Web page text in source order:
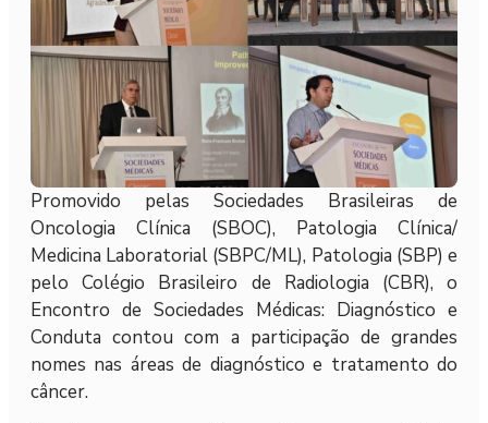
Promovido pelas Sociedades Brasileiras de
Oncologia Clínica (SBOC), Patologia Clínica/
Medicina Laboratorial (SBPC/ML), Patologia (SBP) e
pelo Colégio Brasileiro de Radiologia (CBR), o
Encontro de Sociedades Médicas: Diagnóstico e
Conduta contou com a participação de grandes
nomes nas áreas de diagnóstico e tratamento do
câncer.